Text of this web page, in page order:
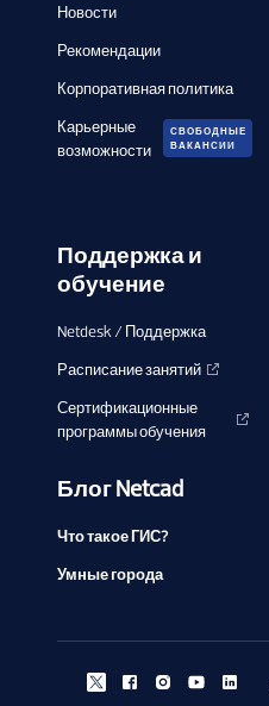
Новости
Рекомендации
Корпоративная политика
Карьерные
возможности
СВОБОДНЫЕ
ВАКАНСИИ
Поддержка и
обучение
Netdesk / Поддержка
Расписание занятий
Сертификационные
программы обучения
Блог Netcad
Что такое ГИС?
Умные города